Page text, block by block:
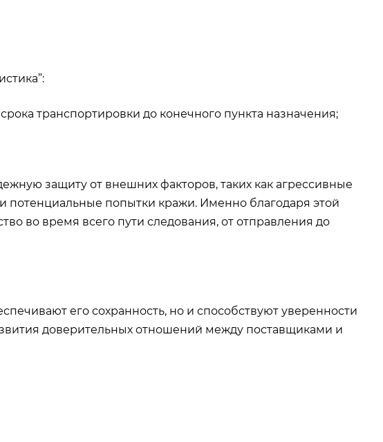
транспортировки до конечного пункта назначения;
защиту от внешних факторов, таких как агрессивные
потенциальные попытки кражи. Именно благодаря этой
во время всего пути следования, от отправления до
его сохранность, но и способствуют уверенности
доверительных отношений между поставщиками и